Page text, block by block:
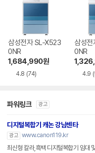
삼성전자 SL-X523
0NR
1,684,990원
4.8 (74)
삼성
0NR
4.9
파워링크 광고
디지털복합기 캐논 강남센타
광고 www.canon119.kr
최신형 칼라,흑백 디지털복합기 임대